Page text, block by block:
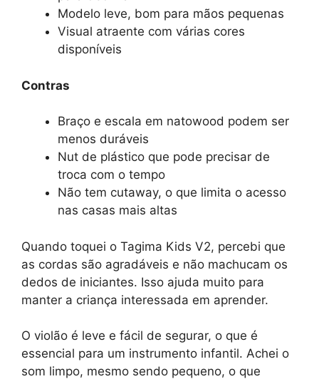
Modelo leve, bom para mãos pequenas
Visual atraente com várias cores
disponíveis
Contras
Braço e escala em natowood podem ser
menos duráveis
Nut de plástico que pode precisar de
troca com o tempo
Não tem cutaway, o que limita o acesso
nas casas mais altas
Quando toquei o Tagima Kids V2, percebi que
as cordas são agradáveis e não machucam os
dedos de iniciantes. Isso ajuda muito para
manter a criança interessada em aprender.
O violão é leve e fácil de segurar, o que é
essencial para um instrumento infantil. Achei o
som limpo, mesmo sendo pequeno, o que